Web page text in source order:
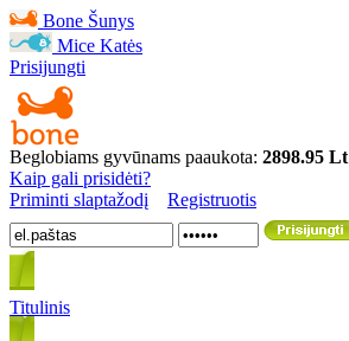
Bone Šunys
Mice Katės
Prisijungti
Beglobiams gyvūnams paaukota: 2898.95 Lt
Kaip gali prisidėti?
Priminti slaptažodį
Registruotis
Titulinis